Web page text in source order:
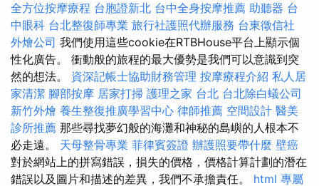
全方位按摩療程 台胞證新北 台中全身按摩推薦 助聽器 台
中眼科 台北整復師專業 旅行社護照代辦服務 台東徵信社
外燴公司 我們使用這些cookie在RTBHouse平台上顯示個
性化廣告。 衝動般的旅程的最大優勢是我們可以意識到突
然的想法。 資深記帳士協助財務管理 按摩療程介紹 私人居
家清潔 腳部按摩 居家打掃 護理之家 台北 台北除白蟻公司
新竹外燴 養生整復推廣學習中心 律師推薦 空間設計 醫美
診所推薦 那些尋找夢幻般的海灘和神秘的島嶼的人根本不
必走遠。 天母整骨專業 菲律賓簽證 辦護照要帶什麼 壁癌
對於網站上的拼寫錯誤，損失的價格，價格計算計劃的潛在
錯誤以及圖片和描述的差異，我們不承擔責任。 html 專屬